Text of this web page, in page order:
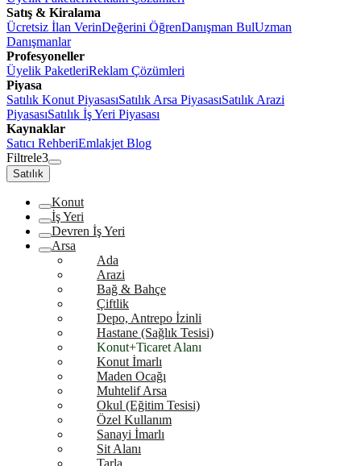
Satış & Kiralama
Ücretsiz İlan VerinDeğerini ÖğrenDanışman BulUzman
Danışmanlar
Profesyoneller
Üyelik PaketleriReklam Çözümleri
Piyasa
Satılık Konut PiyasasıSatılık Arsa PiyasasıSatılık Arazi
PiyasasıSatılık İş Yeri Piyasası
Kaynaklar
Satıcı RehberiEmlakjet Blog
Filtrele3
Satılık
Konut
İş Yeri
Devren İş Yeri
Arsa
Ada
Arazi
Bağ & Bahçe
Çiftlik
Depo, Antrepo İzinli
Hastane (Sağlık Tesisi)
Konut+Ticaret Alanı
Konut İmarlı
Maden Ocağı
Muhtelif Arsa
Okul (Eğitim Tesisi)
Özel Kullanım
Sanayi İmarlı
Sit Alanı
Tarla